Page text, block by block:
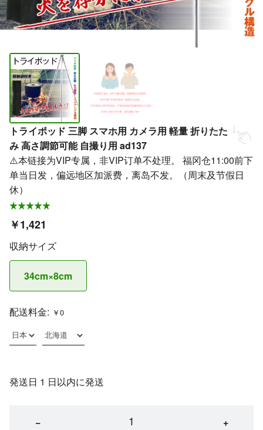
トライポッド 三脚 スマホ用 カメラ用 軽量 折りたた
み 高さ調節可能 自撮り用 ad137
⚠️本链接为VIP专属，非VIP订单不处理。 福冈仓11:00前下
单当日发，偏远地区加派费，离岛不发。（周末及节假日
休）
￥1,421
収納サイズ
34cm×8cm
配送料金: ￥0
発送日 1 日以内に発送
− +